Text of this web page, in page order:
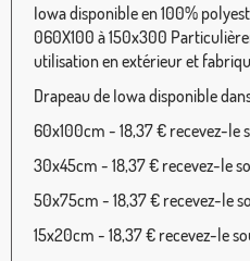
Iowa disponible en 100%
060X100 à 150x300
utilisation en extérieur et
Drapeau de Iowa disponible
60x100cm - 18,37 € recevez-le
30x45cm - 18,37 € recevez-le
50x75cm - 18,37 € recevez-le
15x20cm - 18,37 € recevez-le